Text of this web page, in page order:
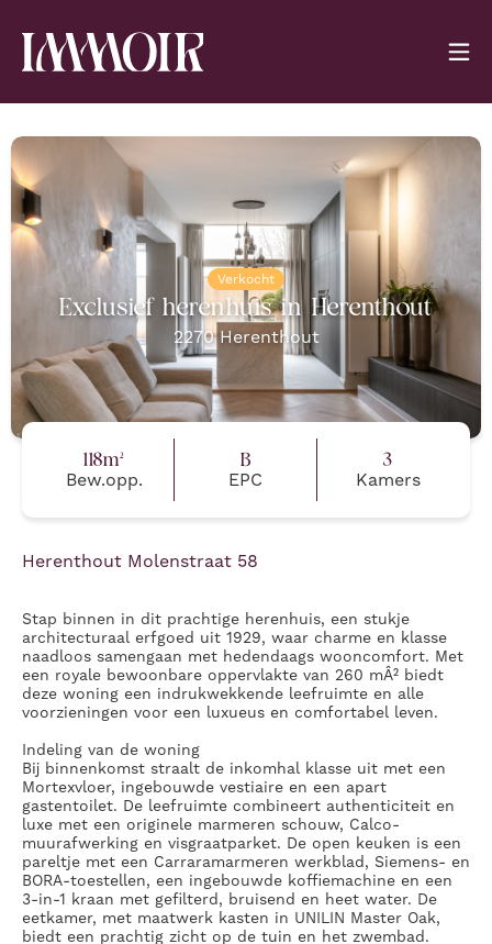
Verkocht
Exclusief herenhuis in Herenthout
2270 Herenthout
118m²
Bew.opp.
B
EPC
3
Kamers
Herenthout Molenstraat 58
Stap binnen in dit prachtige herenhuis, een stukje
architecturaal erfgoed uit 1929, waar charme en klasse
naadloos samengaan met hedendaags wooncomfort. Met
een royale bewoonbare oppervlakte van 260 mÂ² biedt
deze woning een indrukwekkende leefruimte en alle
voorzieningen voor een luxueus en comfortabel leven.
Indeling van de woning
Bij binnenkomst straalt de inkomhal klasse uit met een
Mortexvloer, ingebouwde vestiaire en een apart
gastentoilet. De leefruimte combineert authenticiteit en
luxe met een originele marmeren schouw, Calco-
muurafwerking en visgraatparket. De open keuken is een
pareltje met een Carraramarmeren werkblad, Siemens- en
BORA-toestellen, een ingebouwde koffiemachine en een
3-in-1 kraan met gefilterd, bruisend en heet water. De
eetkamer, met maatwerk kasten in UNILIN Master Oak,
biedt een prachtig zicht op de tuin en het zwembad.